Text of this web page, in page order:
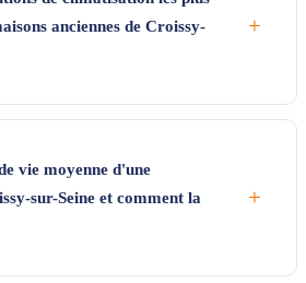
anciennes de Croissy-
+
vie moyenne d'une
sur-Seine et comment la
+